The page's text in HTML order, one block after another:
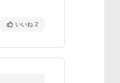
いいね 2